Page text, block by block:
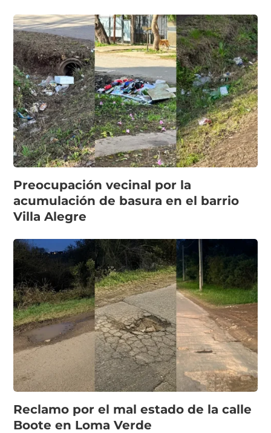
Preocupación vecinal por la
acumulación de basura en el barrio
Villa Alegre
Reclamo por el mal estado de la calle
Boote en Loma Verde